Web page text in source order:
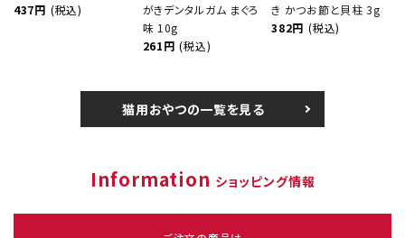
437円 (税込)
がきデンタルガム まぐろ
味 10g
261円 (税込)
き かつお節と貝柱 3g
382円 (税込)
猫用おやつの一覧を見る
Information ショッピング情報